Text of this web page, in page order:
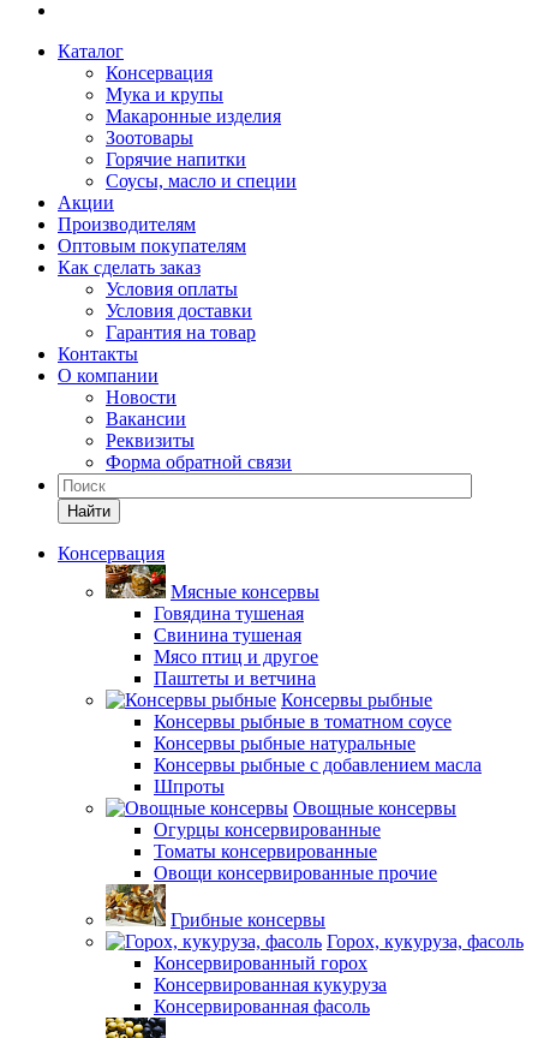
Каталог
Консервация
Мука и крупы
Макаронные изделия
Зоотовары
Горячие напитки
Соусы, масло и специи
Акции
Производителям
Оптовым покупателям
Как сделать заказ
Условия оплаты
Условия доставки
Гарантия на товар
Контакты
О компании
Новости
Вакансии
Реквизиты
Форма обратной связи
Найти
Консервация
Мясные консервы
Говядина тушеная
Свинина тушеная
Мясо птиц и другое
Паштеты и ветчина
Консервы рыбные
Консервы рыбные в томатном соусе
Консервы рыбные натуральные
Консервы рыбные с добавлением масла
Шпроты
Овощные консервы
Огурцы консервированные
Томаты консервированные
Овощи консервированные прочие
Грибные консервы
Горох, кукуруза, фасоль
Консервированный горох
Консервированная кукуруза
Консервированная фасоль